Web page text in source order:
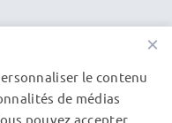
×
le contenu
de médias
pouvez accepter